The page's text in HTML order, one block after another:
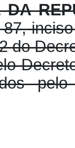
DA
do